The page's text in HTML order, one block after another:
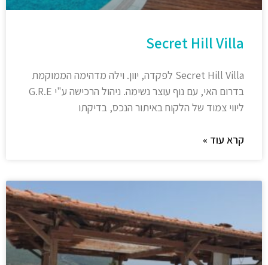
Secret Hill Villa
Secret Hill Villa לפקדה, יוון. וילה מדהימה הממוקמת
בדרום האי, עם נוף עוצר נשימה. ניהול הרכישה ע"י G.R.E
ליווי צמוד של הלקוח באיתור הנכס, בדיקתו
קרא עוד »